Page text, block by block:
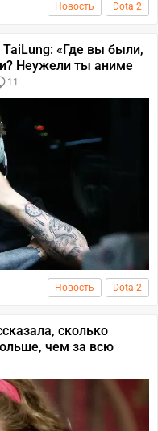
Новость Dota 2
«Где вы были,
Неужели ты аниме
11
Новость Dota 2
сколько
чем за всю